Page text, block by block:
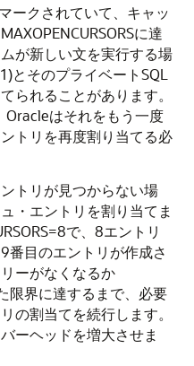
ークされていて、キャッ
に達
が新しい文を実行する場
とそのプライベートSQL
られることがあります。
Oracleはそれをもう一度
トリを再度割り当てる必
トリが見つからない場
・エントリを割り当てま
で、8エントリ
番目のエントリが作成さ
ーがなくなるか
限界に達するまで、必要
の割当てを続行します。
ーヘッドを増大させま